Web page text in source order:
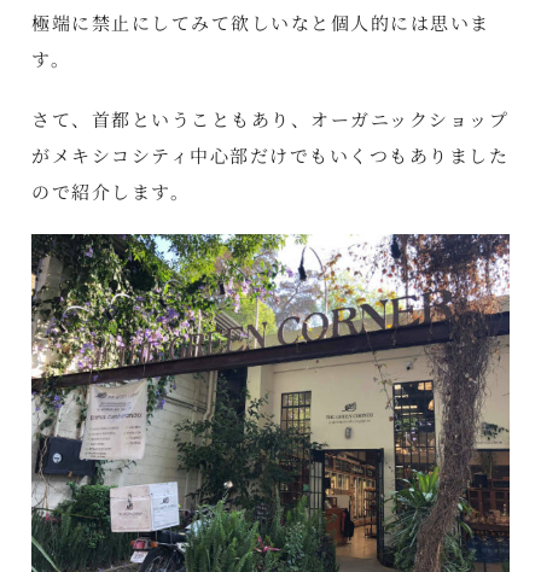
極端に禁止にしてみて欲しいなと個人的には思いま
す。
さて、首都ということもあり、オーガニックショップ
がメキシコシティ中心部だけでもいくつもありました
ので紹介します。